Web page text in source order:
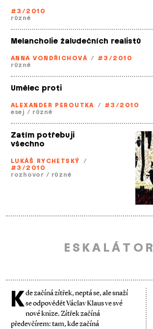
#3/2010
různé
Melancholie žaludečních realistů
ANNA VONDŘICHOVÁ / #3/2010
různé
Umělec proti
ALEXANDER PEROUTKA / #3/2010
esej / různé
Zatím potřebuji
všechno
LUKÁŠ RYCHETSKÝ /
#3/2010
rozhovor / různé
ESKALÁTOR
K
de začíná zítřek, neptá se, ale snaží
se odpovědět Václav Klaus ve své
nové knize. Zítřek začíná
předevčírem: tam, kde začíná